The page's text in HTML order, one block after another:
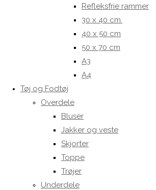
Refleksfrie rammer
30 x 40 cm.
40 x 50 cm
50 x 70 cm
A3
A4
Tøj og Fodtøj
Overdele
Bluser
Jakker og veste
Skjorter
Toppe
Trøjer
Underdele